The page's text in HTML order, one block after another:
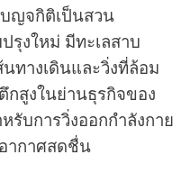
บญจกิติเป็นสวน
รุงใหม่ มีทะเลสาบ
ทางเดินและวิ่งที่ล้อม
กสูงในย่านธุรกิจของ
รับการวิ่งออกกำลังกาย
ากาศสดชื่น